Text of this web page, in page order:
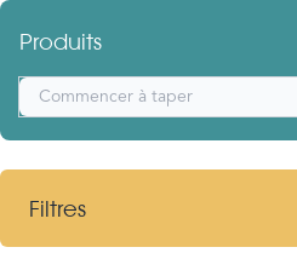
Produits
Filtres